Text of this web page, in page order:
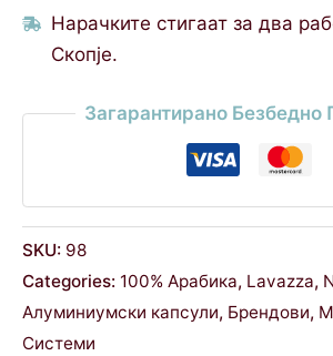
Нарачките стигаат за два
Скопје.
Загарантирано
SKU: 98
Categories: 100% Арабика, Lavazza,
Алуминиумски капсули, Брендови,
Системи